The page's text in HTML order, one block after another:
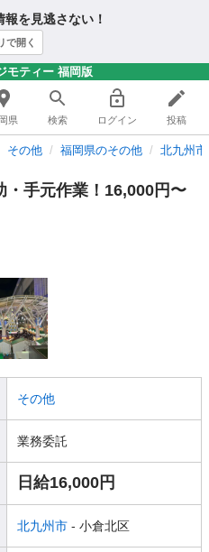
を見逃さない！
で開く
モティー 福岡版
県 検索 ログイン 投稿
その他 福岡県のその他 北九州
・手元作業！16,000円〜
その他
業務委託
日給16,000円
北九州市 - 小倉北区